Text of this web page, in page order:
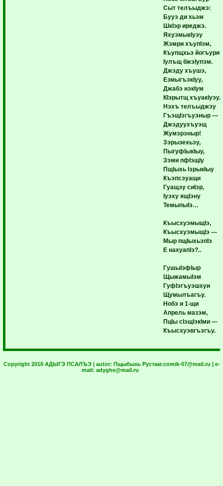
Сыт телъыджэ:
Бууэ ди хьэм
ШкIэр иреджэ.
ЯхуэмыкIуэу
Жэмри хъупIэм,
Къупщхьэ йогъури
Iулъщ бжэIупэм.
Джэду хъушэ,
ЕзмыгъэкIуу,
Джабэ нэкIум
КIэрытщ хъуакIуэу.
Нэхъ телъыджэу
ГъэщIэгъуэныр —
Джэдуухъуэщ
Жумэрэныр!
Зэрызехьэу,
ПыгуфIыкIыу,
Зэми пфIэщIу
ПщIыхь IэрыкIыу
Къэпсэуащи
Гуащэу сиIэр,
Iуэху ящIэну
ТемыпыIэ…
КъысхуэмыщIэ,
КъысхуэмыщIэ —
Мыр пщIыхьэпIэ
Е нахуапIэ?..
ГушыIэфIыр
ЩыжамыIэм
ГуфIэгъуэшхуи
Щумылъагъу.
Нобэ и 1-щи
Апрель мазэм,
ПцIы сIэщIэкIми —
Къысхуэвгъэгъу.
Copyright 2010 АДЫГЭ ПСАЛЪЭ | autor: Пщыбыхь Рустам:comik-07@mail.ru | e-
mail: adyghe@mail.ru